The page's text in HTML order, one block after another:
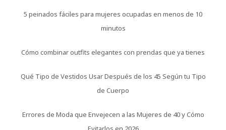
5 peinados fáciles para mujeres ocupadas en menos de 10
minutos
Cómo combinar outfits elegantes con prendas que ya tienes
Qué Tipo de Vestidos Usar Después de los 45 Según tu Tipo
de Cuerpo
Errores de Moda que Envejecen a las Mujeres de 40 y Cómo